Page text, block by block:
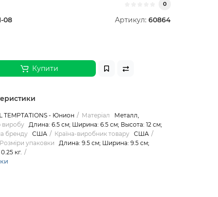
0
08 Артикул: 60864
Купити
TEMPTATIONS - Юнион Матеріал
Металл,
виробу
Длина: 6.5 см; Ширина: 6.5 см; Высота: 12 см;
бренду США Країна-виробник товару
США
Розміри упаковки
Длина: 9.5 см; Ширина: 9.5 см;
кг.